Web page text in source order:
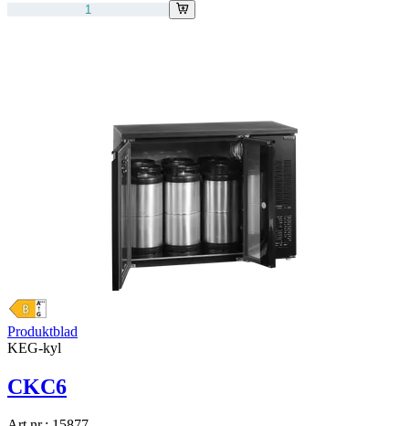
Produktblad
KEG-kyl
CKC6